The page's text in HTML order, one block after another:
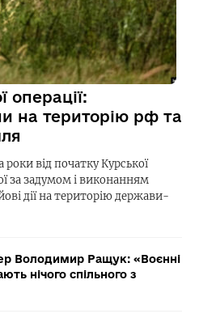
операції:
на територію рф та
від початку Курської
за задумом і виконанням
дії на територію держави-
Володимир Ращук: «Воєнні
нічого спільного з